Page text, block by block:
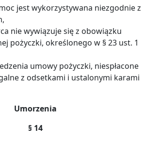
jest wykorzystywana niezgodnie z
nie wywiązuje się z obowiązku
pożyczki, określonego w § 23 ust. 1
umowy pożyczki, niespłacone
z odsetkami i ustalonymi karami
Umorzenia
§ 14